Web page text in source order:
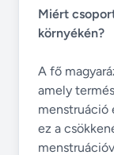
Miért
környékén?
A fő
amely
menstruáció
ez a